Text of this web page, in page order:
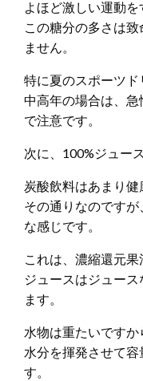
よほど激しい運動を
この糖分の多さは
ません。
特に夏のスポーツド
中高年の場合は、
で注意です。
次に、100%ジュー
炭酸飲料はあまり健
その通りなのです
な感じです。
これは、濃縮還元果
ジュースはジュー
ます。
水物は重たいですか
水分を揮発させて
す。